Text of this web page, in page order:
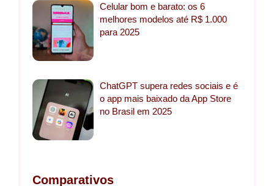
Celular bom e barato: os 6
melhores modelos até R$ 1.000
para 2025
ChatGPT supera redes sociais e é
o app mais baixado da App Store
no Brasil em 2025
Comparativos